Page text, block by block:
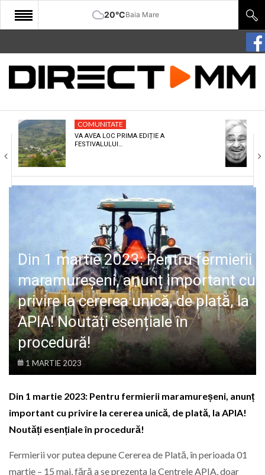
20°CBaia Mare
START
COMUNITATE
CULTURA
ECONOMIE
SANATATE
COMUNITATE
VA AVEA LOC PRIMA EDIȚIE A
FESTIVALULUI…
Din 1 martie 2023: Pentru fermierii
maramureșeni, anunț important cu
privire la cererea unică, de plată, la
APIA! Noutăți esențiale în
procedură!
1 MARTIE 2023
Din 1 martie 2023: Pentru fermierii maramureșeni, anunț
important cu privire la cererea unică, de plată, la APIA!
Noutăți esențiale în procedură!
Fermierii vor putea depune Cererea de Plată, în perioada 01
martie – 15 mai, fără a se prezenta la Centrele APIA, doar